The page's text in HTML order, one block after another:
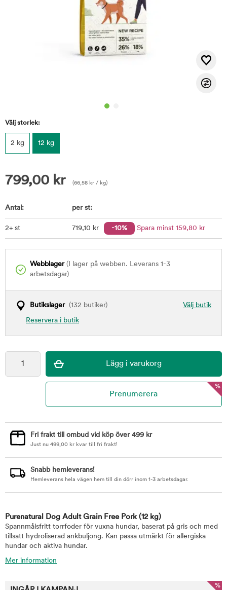
Välj storlek:
2 kg 12 kg
799,00 kr (66,58 kr / kg)
Antal: per st:
2+ st 719,10 kr -10% Spara minst 159,80 kr
Webblager(I lager på webben. Leverans 1-3
arbetsdagar)
Välj butik
Butikslager(132 butiker)
Reservera i butik
%
Fri frakt till ombud vid köp över 499 kr
Just nu 499,00 kr kvar till fri frakt!
Snabb hemleverans!
Hemleverans hela vägen hem till din dörr inom 1-3 arbetsdagar.
Purenatural Dog Adult Grain Free Pork (12 kg)
Spannmålsfritt torrfoder för vuxna hundar, baserat på gris och med
tillsatt hydroliserad ankbuljong. Kan passa utmärkt för allergiska
hundar och aktiva hundar.
Mer information
%